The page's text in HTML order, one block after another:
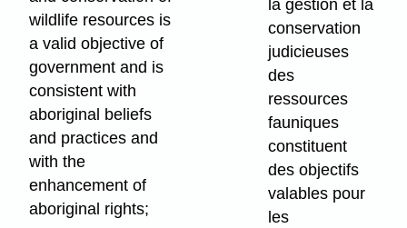
wildlife resources is
a valid objective of
government and is
consistent with
aboriginal beliefs
and practices and
with the
enhancement of
aboriginal rights;
la gestion et la
conservation
judicieuses
des
ressources
fauniques
constituent
des objectifs
valables pour
les